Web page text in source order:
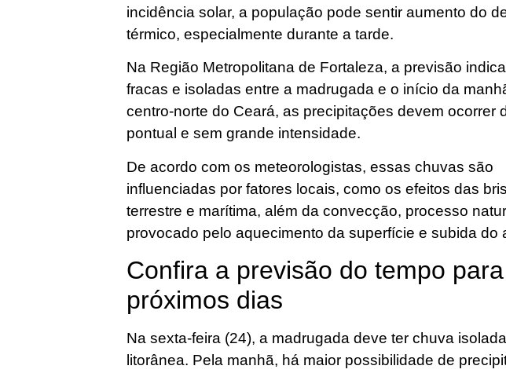
incidência solar, a população pode sentir aumento do
térmico, especialmente durante a tarde.
Na Região Metropolitana de Fortaleza, a previsão
fracas e isoladas entre a madrugada e o início da
centro-norte do Ceará, as precipitações devem ocorrer
pontual e sem grande intensidade.
De acordo com os meteorologistas, essas chuvas são
influenciadas por fatores locais, como os efeitos das
terrestre e marítima, além da convecção, processo
provocado pelo aquecimento da superfície e subida do
Confira a previsão do tempo
próximos dias
Na sexta-feira (24), a madrugada deve ter chuva
litorânea. Pela manhã, há maior possibilidade de